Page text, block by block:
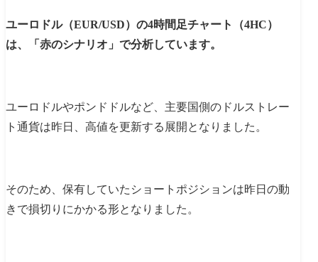
ユーロドル（EUR/USD）の4時間足チャート（4HC）
は、「赤のシナリオ」で分析しています。
ユーロドルやポンドドルなど、主要国側のドルストレー
ト通貨は昨日、高値を更新する展開となりました。
そのため、保有していたショートポジションは昨日の動
きで損切りにかかる形となりました。